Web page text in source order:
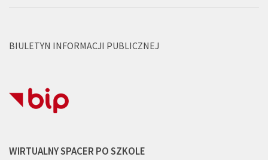
BIULETYN INFORMACJI PUBLICZNEJ
WIRTUALNY SPACER PO SZKOLE